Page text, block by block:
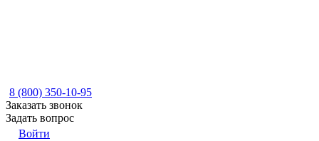
8 (800) 350-10-95
Заказать звонок
Задать вопрос
Войти